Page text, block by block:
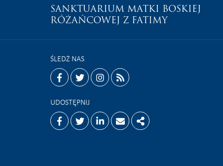
SANKTUARIUM MATKI BOSKIEJ
RÓŻAŃCOWEJ Z FATIMY
ŚLEDŻ NAS
facebooktwitterinstagram
rss
UDOSTĘPNIJ
FacebookTwitterLinkedinEmailShare